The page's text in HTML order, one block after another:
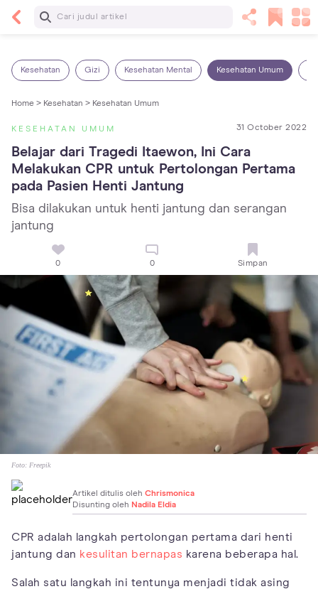
Baca Selanjutnya
Kesehatan Gizi Kesehatan Mental Kesehatan Umum
Home > Kesehatan > Kesehatan Umum
KESEHATAN UMUM 31 October 2022
Belajar dari Tragedi Itaewon, Ini Cara
Melakukan CPR untuk Pertolongan Pertama
pada Pasien Henti Jantung
Bisa dilakukan untuk henti jantung dan serangan
jantung
0 0 Simpan
Foto: Freepik
Artikel ditulis oleh Chrismonica
Disunting oleh Nadila Eldia
CPR adalah langkah pertolongan pertama dari henti
jantung dan kesulitan bernapas karena beberapa hal.
Salah satu langkah ini tentunya menjadi tidak asing